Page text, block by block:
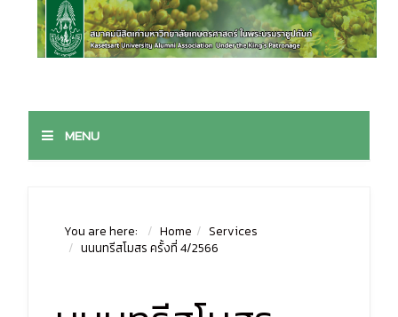
MENU
You are here: Home
Services
นนนทรีสโมสร ครั้งที่ 4/2566